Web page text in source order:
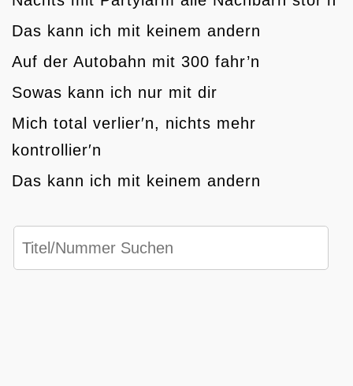
Das kann ich mit keinem andern
Auf der Autobahn mit 300 fahr’n
Sowas kann ich nur mit dir
Mich total verlier′n, nichts mehr
kontrollier′n
Das kann ich mit keinem andern